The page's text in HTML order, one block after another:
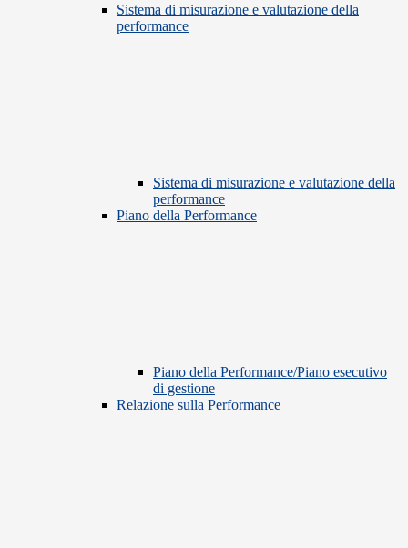
Sistema di misurazione e valutazione della
performance
Sistema di misurazione e valutazione della
performance
Piano della Performance
Piano della Performance/Piano esecutivo
di gestione
Relazione sulla Performance